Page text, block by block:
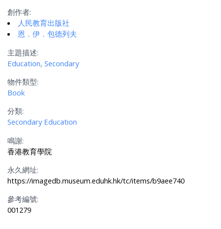
創作者:
人民教育出版社
恩．伊．包德列夫
主題描述:
Education, Secondary
物件類型:
Book
分類:
Secondary Education
鳴謝:
香港教育學院
永久網址:
https://imagedb.museum.eduhk.hk/tc/items/b9aee740
參考編號:
001279